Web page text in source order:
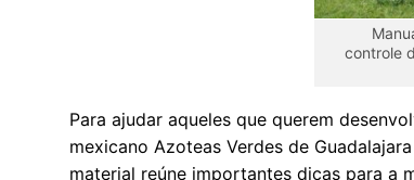
controle
Para ajudar aqueles que querem
mexicano Azoteas Verdes de
material reúne importantes dicas para a